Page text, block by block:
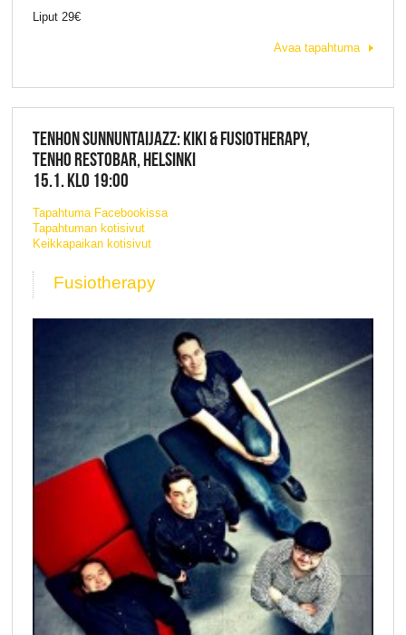
Liput 29€
Avaa tapahtuma
TENHON SUNNUNTAIJAZZ: KIKI & FUSIOTHERAPY,
TENHO RESTOBAR, HELSINKI
15.1. KLO 19:00
Tapahtuma Facebookissa
Tapahtuman kotisivut
Keikkapaikan kotisivut
Fusiotherapy